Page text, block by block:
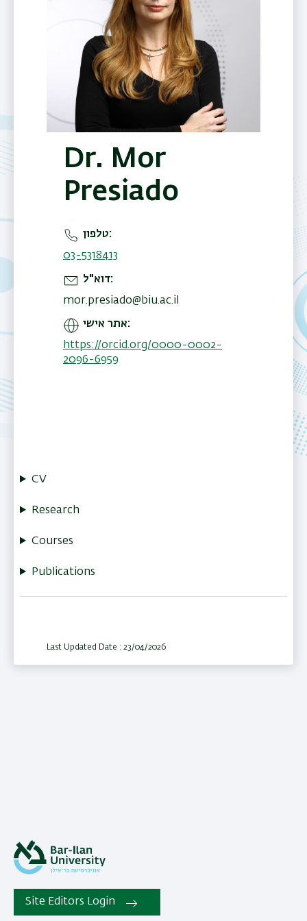
Dr. Mor
Presiado
טלפון
03-5318413
דוא"ל
mor.presiado@biu.ac.il
אתר אישי
https://orcid.org/0000-0002-
2096-6959
CV
Research
Courses
Publications
Last Updated Date : 23/04/2026
Site Editors Login